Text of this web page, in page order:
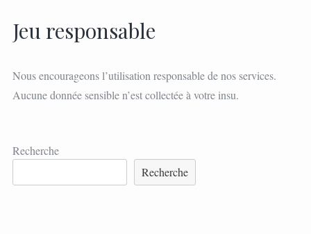
Jeu responsable
Nous encourageons l’utilisation responsable de nos services.
Aucune donnée sensible n’est collectée à votre insu.
Recherche
Recherche